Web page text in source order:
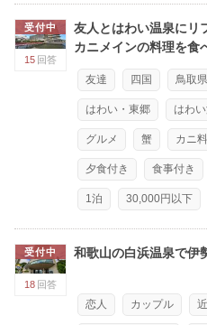
受付中
15 回答
友人とはわい温泉にリ
カニメインの料理を食
友達 四国 鳥取県
はわい・東郷 はわ
グルメ 蟹 カニ
夕食付き 食事付き
1泊 30,000円以下
受付中
18 回答
和歌山の白浜温泉で伊
恋人 カップル